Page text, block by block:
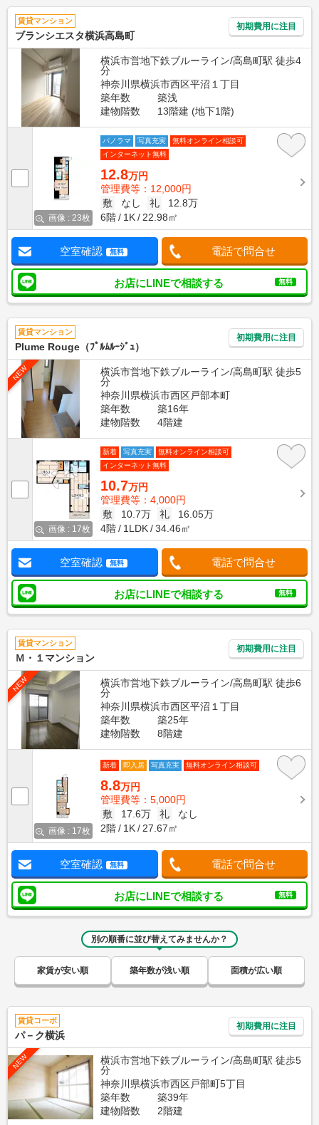
賃貸マンション
ブランシエスタ横浜高島町
初期費用に注目
横浜市営地下鉄ブルーライン/高島町駅 徒歩4
分
神奈川県横浜市西区平沼１丁目
築年数
築浅
建物階数
13階建 (地下1階)
画像 : 23枚
パノラマ 写真充実
無料オンライン相談可
インターネット無料
12.8万円
管理費等：12,000円
敷
なし 礼
12.8万
6階
1K 22.98㎡
空室確認 無料 電話で問合せ
お店にLINEで相談する 無料
賃貸マンション
Plume Rouge（ﾌﾟﾙﾑﾙｰｼﾞｭ）
初期費用に注目
NEW
横浜市営地下鉄ブルーライン/高島町駅 徒歩5
分
神奈川県横浜市西区戸部本町
築年数
築16年
建物階数
4階建
画像 : 17枚
新着 写真充実
無料オンライン相談可
インターネット無料
10.7万円
管理費等：4,000円
敷
10.7万 礼
16.05万
4階
1LDK 34.46㎡
空室確認 無料 電話で問合せ
お店にLINEで相談する 無料
賃貸マンション
Ｍ・１マンション
初期費用に注目
NEW
横浜市営地下鉄ブルーライン/高島町駅 徒歩6
分
神奈川県横浜市西区平沼１丁目
築年数
築25年
建物階数
8階建
画像 : 17枚
新着 即入居 写真充実 無料オンライン相談可
8.8万円
管理費等：5,000円
敷
17.6万 礼
なし
2階
1K 27.67㎡
空室確認 無料 電話で問合せ
お店にLINEで相談する 無料
別の順番に並び替えてみませんか？
家賃が安い順 築年数が浅い順 面積が広い順
賃貸コーポ
パ－ク横浜
初期費用に注目
NEW
横浜市営地下鉄ブルーライン/高島町駅 徒歩5
分
神奈川県横浜市西区戸部町5丁目
築年数
築39年
建物階数
2階建